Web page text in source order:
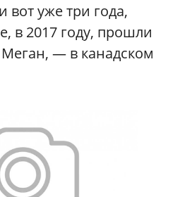
вот уже три года,
в 2017 году, прошли
Меган, — в канадском